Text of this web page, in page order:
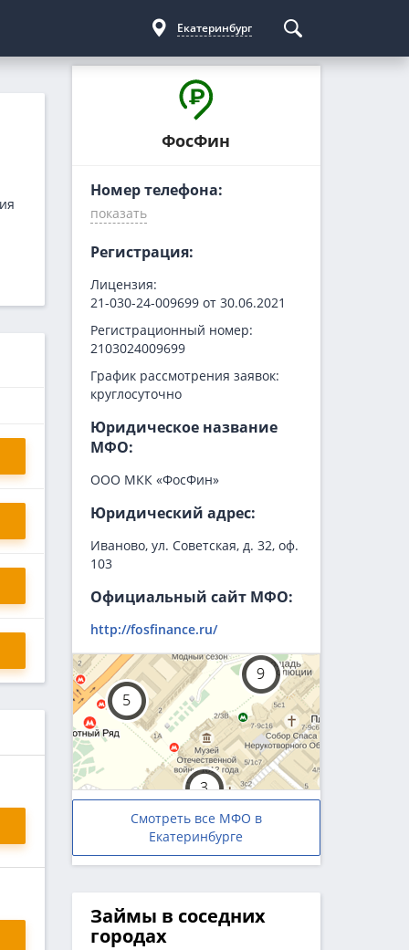
Курсы криптовалют
Курс биткоина
Кредиты для бизнеса
На пополнение ОС
Погашение займов
Купи не копи
МИГ Кредит
Webbankir
Екатеринбург
ФосФин
Номер телефона:
Регистрация:
Лицензия:
21-030-24-009699 от 30.06.2021
Регистрационный номер:
2103024009699
График рассмотрения заявок:
круглосуточно
Юридическое название
МФО:
ООО МКК «ФосФин»
Юридический адрес:
Иваново, ул. Советская, д. 32, оф.
103
Официальный сайт МФО:
http://fosfinance.ru/
Смотреть все МФО в
Екатеринбурге
Займы в соседних
городах